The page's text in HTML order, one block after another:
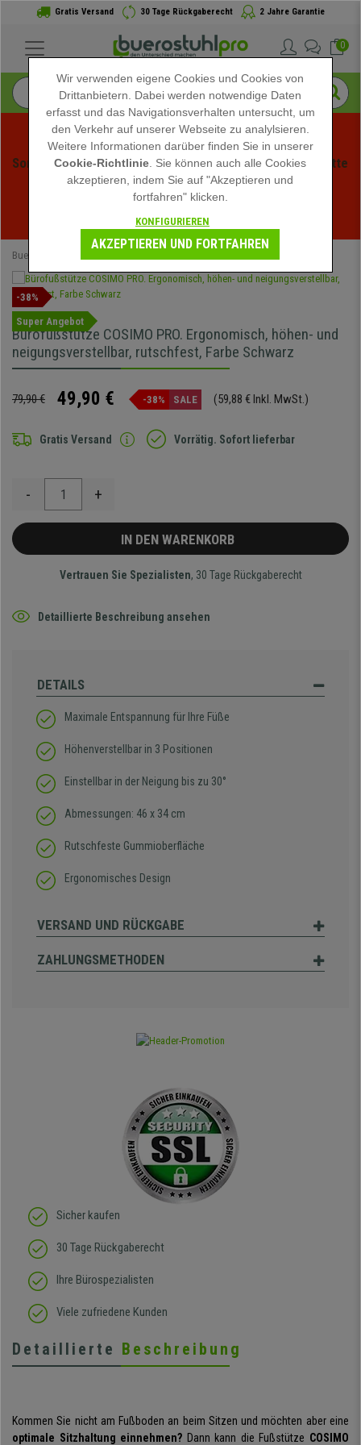
Gratis Versand 30 Tage Rückgaberecht 2 Jahre Garantie
0
Ende der Aktion in: 02 : 06
Sommerschlussverauf bei buerstuhlpro! Exklusive Rabatte
für kurze Zeit - Aktion ansehen -
Buerostuhlpro
-38%
Super Angebot
Bürofußstütze COSIMO PRO. Ergonomisch, höhen- und
neigungsverstellbar, rutschfest, Farbe Schwarz
79,90 € 49,90 € -38% SALE (59,88 € Inkl. MwSt.)
Gratis Versand Vorrätig. Sofort lieferbar
- +
IN DEN WARENKORB
Vertrauen Sie Spezialisten, 30 Tage Rückgaberecht
Detaillierte Beschreibung ansehen
DETAILS
Maximale Entspannung für Ihre Füße
Höhenverstellbar in 3 Positionen
Einstellbar in der Neigung bis zu 30°
Abmessungen: 46 x 34 cm
Rutschfeste Gummioberfläche
Ergonomisches Design
VERSAND UND RÜCKGABE
ZAHLUNGSMETHODEN
Sicher kaufen
30 Tage Rückgaberecht
Ihre Bürospezialisten
Viele zufriedene Kunden
Detaillierte Beschreibung
Kommen Sie nicht am Fußboden an beim Sitzen und möchten aber eine
optimale Sitzhaltung einnehmen? Dann kann die Fußstütze COSIMO
Wir verwenden eigene Cookies und Cookies von
Drittanbietern. Dabei werden notwendige Daten
erfasst und das Navigationsverhalten untersucht, um
den Verkehr auf unserer Webseite zu analylsieren.
Weitere Informationen darüber finden Sie in unserer
Cookie-Richtlinie . Sie können auch alle Cookies
akzeptieren, indem Sie auf "Akzeptieren und
fortfahren" klicken.
KONFIGURIEREN
AKZEPTIEREN UND FORTFAHREN